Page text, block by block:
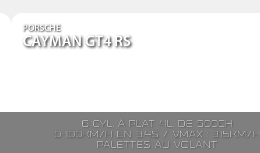
PORSCHE
CAYMAN GT4 RS
6 cyl. à plat 4l. de 500ch
0-100km/h en 3.4s / Vmax : 315km/h
Palettes au volant